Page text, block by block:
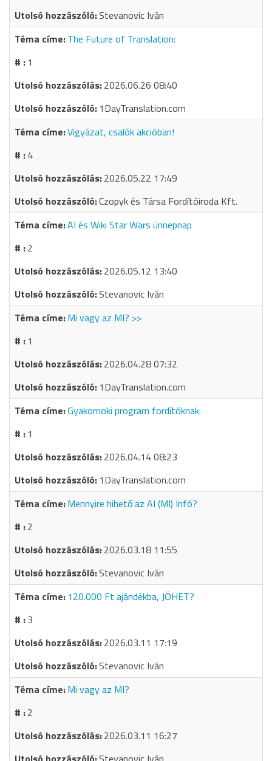
Stevanovic Iván
The Future of Translation:
1
2026.06.26 08:40
1DayTranslation.com
Vigyázat, csalók akcióban!
4
2026.05.22 17:49
Czopyk és Társa Fordítóiroda Kft.
AI és Wiki Star Wars ünnepnap
2
2026.05.12 13:40
Stevanovic Iván
Mi vagy az MI? >>
1
2026.04.28 07:32
1DayTranslation.com
Gyakornoki program fordítóknak:
1
2026.04.14 08:23
1DayTranslation.com
Mennyire hihető az AI (MI) Infó?
2
2026.03.18 11:55
Stevanovic Iván
120.000 Ft ajándékba, JÖHET?
3
2026.03.11 17:19
Stevanovic Iván
Mi vagy az MI?
2
2026.03.11 16:27